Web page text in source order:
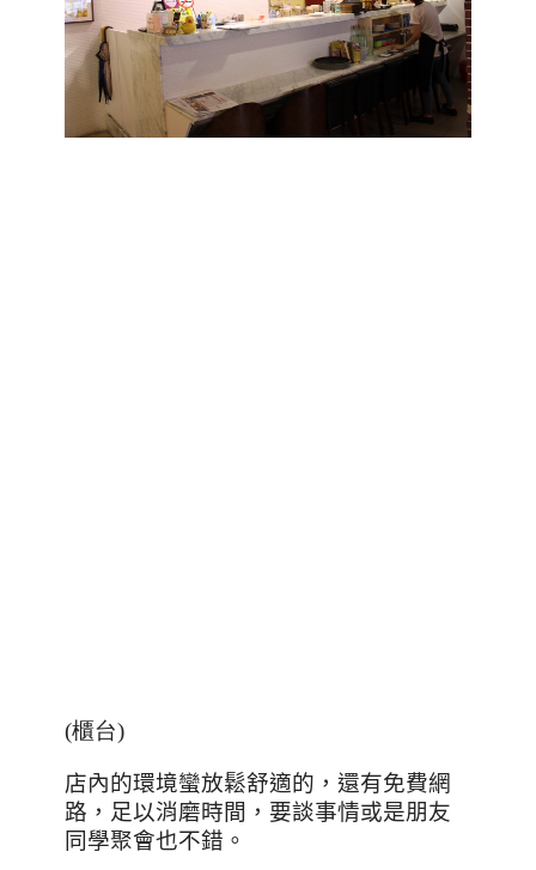
(櫃台)
店內的環境蠻放鬆舒適的，還有免費網
路，足以消磨時間，要談事情或是朋友
同學聚會也不錯。